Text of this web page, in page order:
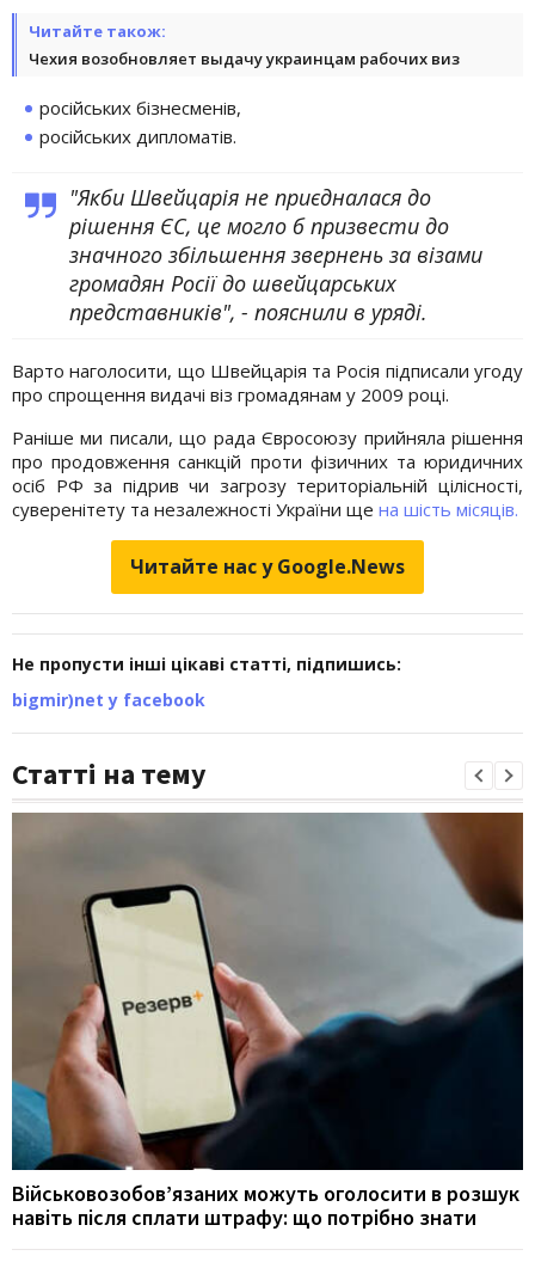
Читайте також:
Чехия возобновляет выдачу украинцам рабочих виз
російських бізнесменів,
російських дипломатів.
"Якби Швейцарія не приєдналася до
рішення ЄС, це могло б призвести до
значного збільшення звернень за візами
громадян Росії до швейцарських
представників", - пояснили в уряді.
Варто наголосити, що Швейцарія та Росія підписали угоду
про спрощення видачі віз громадянам у 2009 році.
Раніше ми писали, що рада Євросоюзу прийняла рішення
про продовження санкцій проти фізичних та юридичних
осіб РФ за підрив чи загрозу територіальній цілісності,
суверенітету та незалежності України ще на шість місяців.
Читайте нас у Google.News
Не пропусти інші цікаві статті, підпишись:
bigmir)net у facebook
Статті на тему
Військовозобов’язаних можуть оголосити в розшук
навіть після сплати штрафу: що потрібно знати